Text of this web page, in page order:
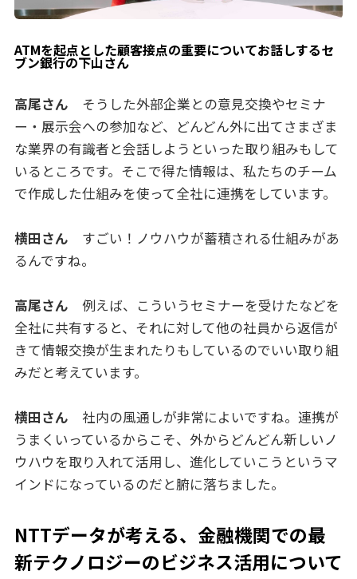
ATMを起点とした顧客接点の重要についてお話しするセ
ブン銀行の下山さん
高尾さん そうした外部企業との意見交換やセミナ
ー・展示会への参加など、どんどん外に出てさまざま
な業界の有識者と会話しようといった取り組みもして
いるところです。そこで得た情報は、私たちのチーム
で作成した仕組みを使って全社に連携をしています。
横田さん すごい！ノウハウが蓄積される仕組みがあ
るんですね。
高尾さん 例えば、こういうセミナーを受けたなどを
全社に共有すると、それに対して他の社員から返信が
きて情報交換が生まれたりもしているのでいい取り組
みだと考えています。
横田さん 社内の風通しが非常によいですね。連携が
うまくいっているからこそ、外からどんどん新しいノ
ウハウを取り入れて活用し、進化していこうというマ
インドになっているのだと腑に落ちました。
NTTデータが考える、金融機関での最
新テクノロジーのビジネス活用について